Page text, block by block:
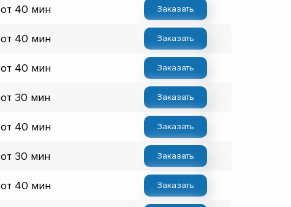
от 40 мин Заказать
от 40 мин Заказать
от 40 мин Заказать
от 30 мин Заказать
от 40 мин Заказать
от 30 мин Заказать
от 40 мин Заказать